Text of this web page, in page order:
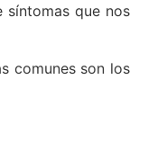
que nos
comunes son los